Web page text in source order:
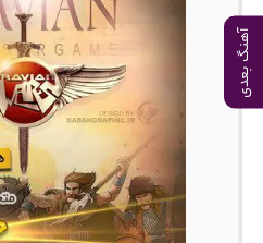
آهنگ بعدی